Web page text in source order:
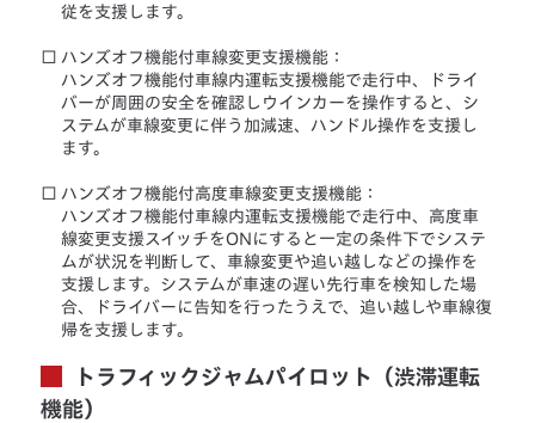
従を支援します。
□ ハンズオフ機能付車線変更支援機能：
ハンズオフ機能付車線内運転支援機能で走行中、ドライ
バーが周囲の安全を確認しウインカーを操作すると、シ
ステムが車線変更に伴う加減速、ハンドル操作を支援し
ます。
□ ハンズオフ機能付高度車線変更支援機能：
ハンズオフ機能付車線内運転支援機能で走行中、高度車
線変更支援スイッチをONにすると一定の条件下でシステ
ムが状況を判断して、車線変更や追い越しなどの操作を
支援します。システムが車速の遅い先行車を検知した場
合、ドライバーに告知を行ったうえで、追い越しや車線復
帰を支援します。
トラフィックジャムパイロット（渋滞運転
機能）